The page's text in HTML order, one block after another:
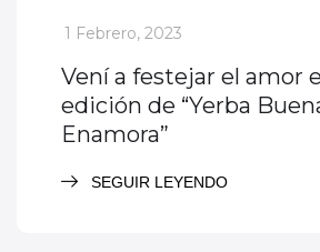
_1 Febrero, 2023
Vení a festejar el amor
edición de “Yerba
Enamora”
SEGUIR LEYENDO